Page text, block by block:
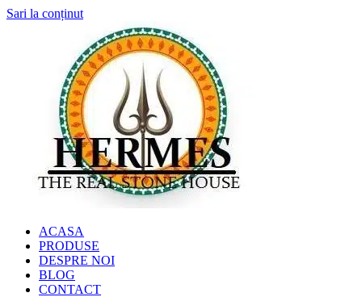
Sari la conținut
ACASA
PRODUSE
DESPRE NOI
BLOG
CONTACT